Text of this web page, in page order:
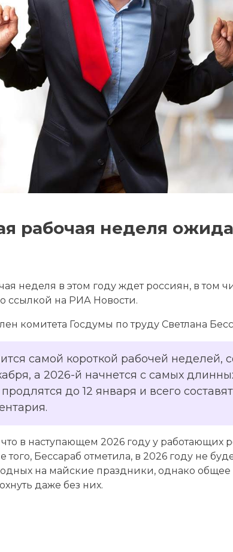
рабочая неделя
неделя в этом году ждет россиян, в том
ссылкой на РИА Новости.
комитета Госдумы по труду Светлана
самой короткой рабочей неделей,
а 2026-й начнется с самых
до 12 января и всего
в наступающем 2026 году у работающих
того, Бессараб отметила, в 2026 году не
на майские праздники, однако общее
даже без них.